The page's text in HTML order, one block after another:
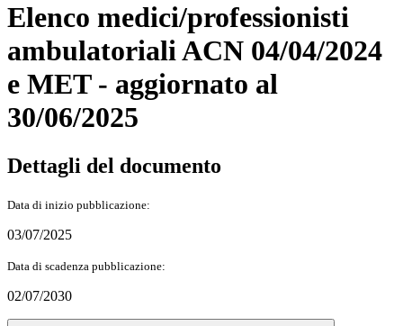
Elenco medici/professionisti
ambulatoriali ACN 04/04/2024
e MET - aggiornato al
30/06/2025
Dettagli del documento
Data di inizio pubblicazione:
03/07/2025
Data di scadenza pubblicazione:
02/07/2030